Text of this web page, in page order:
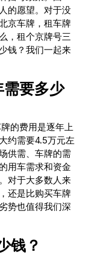
的愿望。对于没
京车牌，租车牌
，租个京牌号三
钱？我们一起来
要多少
的费用是逐年上
约需要4.5万元左
供需、车牌的需
用车需求和资金
对于大多数人来
还是比购买车牌
势也值得我们深
钱？